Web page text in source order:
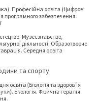
Професійна освіта (Цифрові
програмного забезпечення.
Музеєзнавство,
діяльності. Образотворче
Середня освіта
та спорту
освіта (Біологія та здоров`я
Екологія. Фізична терапія.